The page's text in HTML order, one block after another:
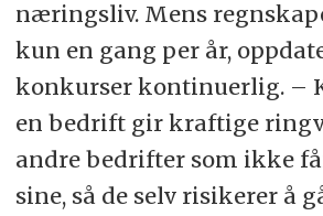
næringsliv. Mens
kun en gang per år,
konkurser kontinuerlig. –
en bedrift gir kraftige
andre bedrifter som ikke
sine, så de selv risikerer å